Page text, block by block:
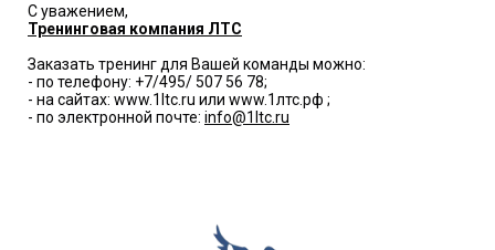
С уважением,
Тренинговая компания ЛТС
Заказать тренинг для Вашей команды можно:
- по телефону: +7/495/ 507 56 78;
- на сайтах: www.1ltc.ru или www.1лтс.рф ;
- по электронной почте: info@1ltc.ru